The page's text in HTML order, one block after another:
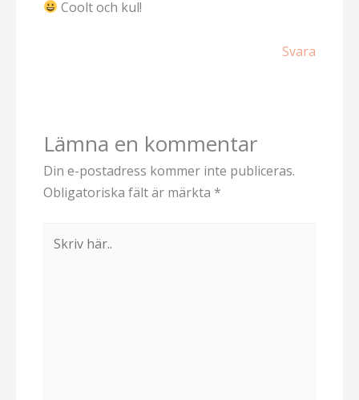
Coolt och kul!
Svara
Lämna en kommentar
Din e-postadress kommer inte publiceras.
Obligatoriska fält är märkta *
här..